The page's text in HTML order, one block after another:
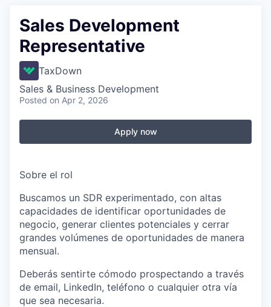
Sales Development
Representative
TaxDown
Sales & Business Development
Posted on Apr 2, 2026
Apply now
Sobre el rol
Buscamos un SDR experimentado, con altas
capacidades de identificar oportunidades de
negocio, generar clientes potenciales y cerrar
grandes volúmenes de oportunidades de manera
mensual.
Deberás sentirte cómodo prospectando a través
de email, LinkedIn, teléfono o cualquier otra vía
que sea necesaria.